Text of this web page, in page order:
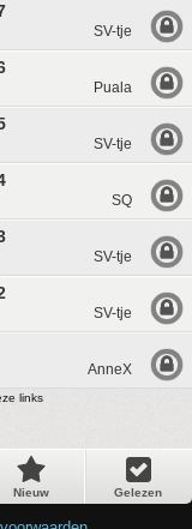
SV-tje
Puala
SV-tje
SQ
SV-tje
SV-tje
AnneX
links
Nieuw Gelezen